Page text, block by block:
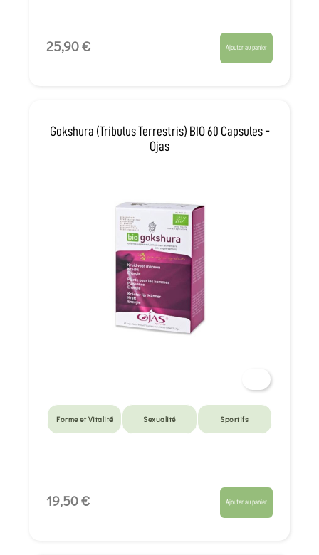
25,90 € Ajouter au panier
Gokshura (Tribulus Terrestris) BIO 60 Capsules -
Ojas
Forme et Vitalité Sexualité Sportifs
19,50 € Ajouter au panier